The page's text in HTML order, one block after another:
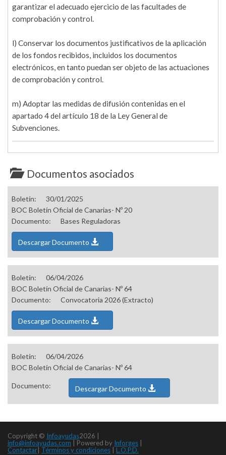
garantizar el adecuado ejercicio de las facultades de
comprobación y control.
l) Conservar los documentos justificativos de la aplicación
de los fondos recibidos, incluidos los documentos
electrónicos, en tanto puedan ser objeto de las actuaciones
de comprobación y control.
m) Adoptar las medidas de difusión contenidas en el
apartado 4 del artículo 18 de la Ley General de
Subvenciones.
Documentos asociados
Boletín:
30/01/2025
BOC Boletín Oficial de Canarias- Nº 20
Documento:
Bases Reguladoras
Descargar Documento
Boletín:
06/04/2026
BOC Boletín Oficial de Canarias- Nº 64
Documento:
Convocatoria 2026 (Extracto)
Descargar Documento
Boletín:
06/04/2026
BOC Boletín Oficial de Canarias- Nº 64
Documento: Descargar Documento
Copyright © Infoayudas2026 |
info@infoayudas.com
Powered by Inforges
Contactar Términos y condiciones L.O.P.D.